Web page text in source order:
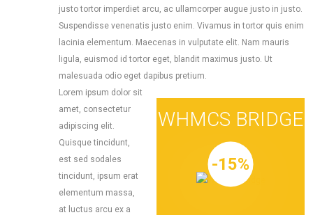
justo tortor imperdiet arcu, ac ullamcorper augue justo in justo.
Suspendisse venenatis justo enim. Vivamus in tortor quis enim
lacinia elementum. Maecenas in vulputate elit. Nam mauris
ligula, euismod id tortor eget, blandit maximus justo. Ut
malesuada odio eget dapibus pretium.
WHMCS BRIDGE
-15%
Lorem ipsum dolor sit
amet, consectetur
adipiscing elit.
Quisque tincidunt,
est sed sodales
tincidunt, ipsum erat
elementum massa,
at luctus arcu ex a